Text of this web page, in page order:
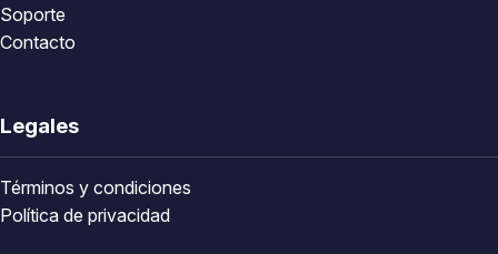
Soporte
Contacto
Legales
Términos y condiciones
Política de privacidad